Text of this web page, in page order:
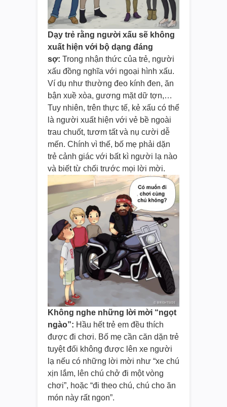
Dạy trẻ rằng người xấu sẽ không
xuất hiện với bộ dạng đáng
sợ: Trong nhận thức của trẻ, người
xấu đồng nghĩa với ngoại hình xấu.
Ví dụ như thường đeo kính đen, ăn
bận xuề xòa, gương mặt dữ tợn,…
Tuy nhiên, trên thực tế, kẻ xấu có thể
là người xuất hiện với vẻ bề ngoài
trau chuốt, tươm tất và nụ cười dễ
mến. Chính vì thế, bố mẹ phải dặn
trẻ cảnh giác với bất kì người lạ nào
và biết từ chối trước mọi lời mời.
Không nghe những lời mời “ngọt
ngào”: Hầu hết trẻ em đều thích
được đi chơi. Bố mẹ cần căn dặn trẻ
tuyệt đối không được lên xe người
lạ nếu có những lời mời như “xe chú
xịn lắm, lên chú chở đi một vòng
chơi”, hoặc “đi theo chú, chú cho ăn
món này rất ngon”.